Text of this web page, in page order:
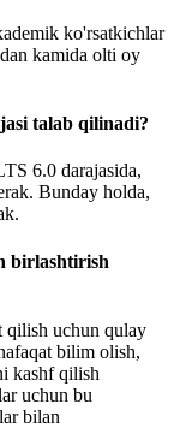
ko'rsatkichlar
kamida olti oy
talab qilinadi?
6.0 darajasida,
Bunday holda,
birlashtirish
qilish uchun qulay
bilim olish,
kashf qilish
uchun bu
bilan